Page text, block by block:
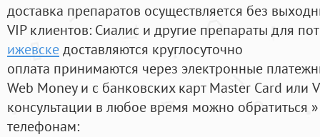
доставка препаратов осуществляется без
VIP клиентов: Сиалис и другие препараты для
ижевскедоставляются круглосуточно
оплата принимаются через электронные
Web Money и с банковских карт Master Card или
консультации в любое время можно обратиться
телефонам: